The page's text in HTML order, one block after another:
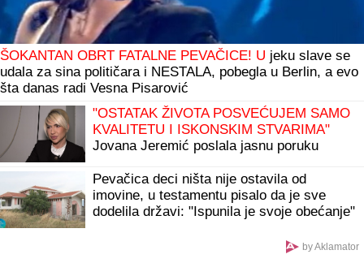
ŠOKANTAN OBRT FATALNE PEVAČICE! U jeku slave se
udala za sina političara i NESTALA, pobegla u Berlin, a evo
šta danas radi Vesna Pisarović
"OSTATAK ŽIVOTA POSVEĆUJEM SAMO
KVALITETU I ISKONSKIM STVARIMA"
Jovana Jeremić poslala jasnu poruku
Pevačica deci ništa nije ostavila od
imovine, u testamentu pisalo da je sve
dodelila državi: "Ispunila je svoje obećanje"
by Aklamator